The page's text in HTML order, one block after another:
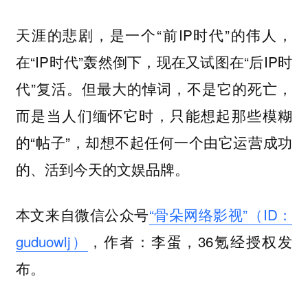
天涯的悲剧，是一个“前IP时代”的伟人，
在“IP时代”轰然倒下，现在又试图在“后IP时
代”复活。但最大的悼词，不是它的死亡，
而是当人们缅怀它时，只能想起那些模糊
的“帖子”，却想不起任何一个由它运营成功
的、活到今天的文娱品牌。
本文来自微信公众号“骨朵网络影视”（ID：
guduowlj）
，作者：李蛋，36氪经授权发
布。